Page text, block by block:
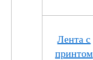
Лента с
принтом